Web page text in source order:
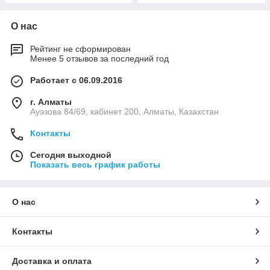
О нас
Рейтинг не сформирован
Менее 5 отзывов за последний год
Работает с 06.09.2016
г. Алматы
Ауэзова 84/69, кабинет 200, Алматы, Казахстан
Контакты
Сегодня выходной
Показать весь график работы
О нас
Контакты
Доставка и оплата